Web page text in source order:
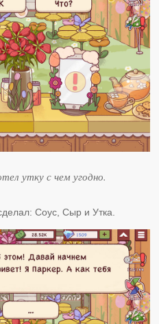
утку с чем угодно.
Соус, Сыр и Утка.